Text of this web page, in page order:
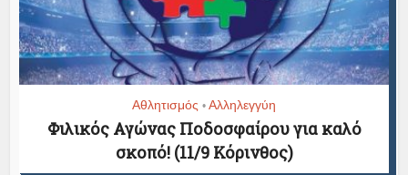
Αθλητισμός • Αλληλεγγύη
Φιλικός Αγώνας Ποδοσφαίρου για καλό
σκοπό! (11/9 Κόρινθος)